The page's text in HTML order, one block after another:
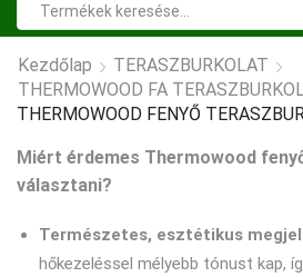
input
Kezdőlap
TERASZBURKOLAT
THERMOWOOD FA
THERMOWOOD FENYŐ
Miért érdemes Thermowood
választani?
Természetes, esztétikus
hőkezeléssel mélyebb tónust kap,